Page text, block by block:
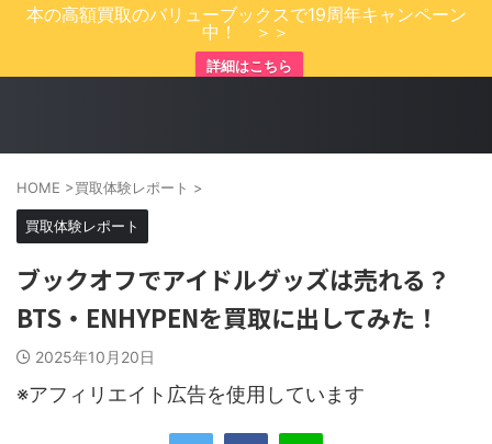
本の高額買取のバリューブックスで19周年キャンペーン
中！ ＞＞
詳細はこちら
HOME >買取体験レポート >
買取体験レポート
ブックオフでアイドルグッズは売れる？
BTS・ENHYPENを買取に出してみた！
2025年10月20日
※アフィリエイト広告を使用しています